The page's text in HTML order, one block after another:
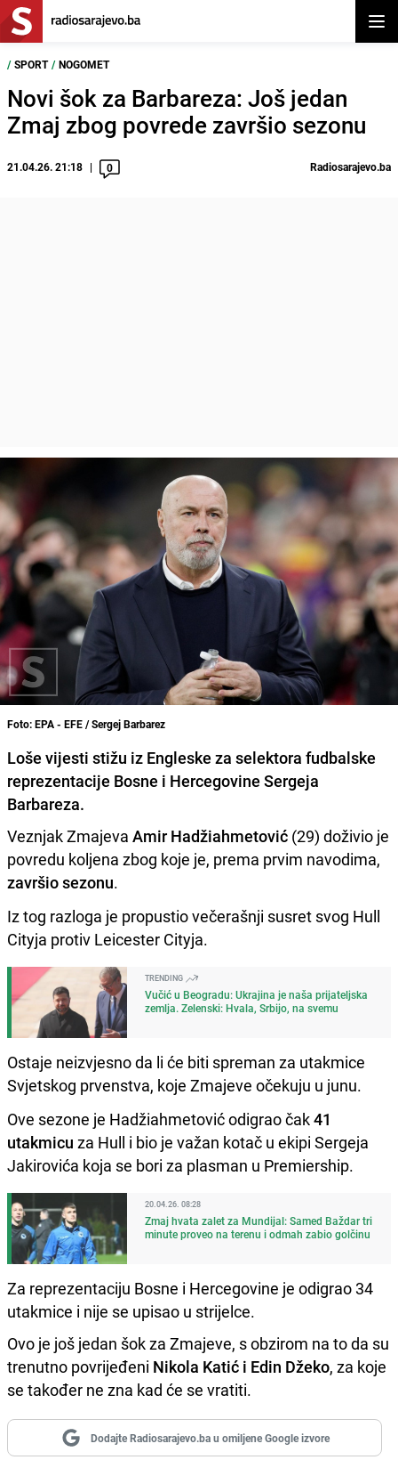
/ SPORT / NOGOMET
Novi šok za Barbareza: Još jedan
Zmaj zbog povrede završio sezonu
21.04.26. 21:18 0 Radiosarajevo.ba
Foto: EPA - EFE / Sergej Barbarez
Loše vijesti stižu iz Engleske za selektora fudbalske
reprezentacije Bosne i Hercegovine Sergeja
Barbareza.
Veznjak Zmajeva Amir Hadžiahmetović (29) doživio je
povredu koljena zbog koje je, prema prvim navodima,
završio sezonu.
Iz tog razloga je propustio večerašnji susret svog Hull
Cityja protiv Leicester Cityja.
TRENDING
Vučić u Beogradu: Ukrajina je naša prijateljska
zemlja. Zelenski: Hvala, Srbijo, na svemu
Ostaje neizvjesno da li će biti spreman za utakmice
Svjetskog prvenstva, koje Zmajeve očekuju u junu.
Ove sezone je Hadžiahmetović odigrao čak41
utakmicu za Hull i bio je važan kotač u ekipi Sergeja
Jakirovića koja se bori za plasman u Premiership.
20.04.26. 08:28
Zmaj hvata zalet za Mundijal: Samed Baždar tri
minute proveo na terenu i odmah zabio golčinu
Za reprezentaciju Bosne i Hercegovine je odigrao 34
utakmice i nije se upisao u strijelce.
Ovo je još jedan šok za Zmajeve, s obzirom na to da su
trenutno povrijeđeni Nikola Katić i Edin Džeko, za koje
se također ne zna kad će se vratiti.
Dodajte Radiosarajevo.ba u omiljene Google izvore